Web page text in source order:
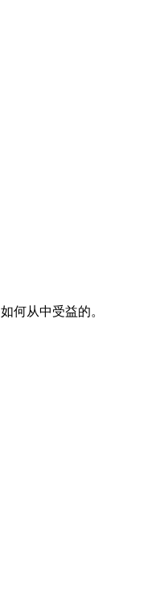
何从中受益的。